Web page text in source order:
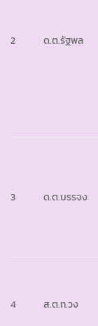
2 ด.ต.รัฐพล
3 ด.ต.บรรจง
4 ส.ต.ท.วง